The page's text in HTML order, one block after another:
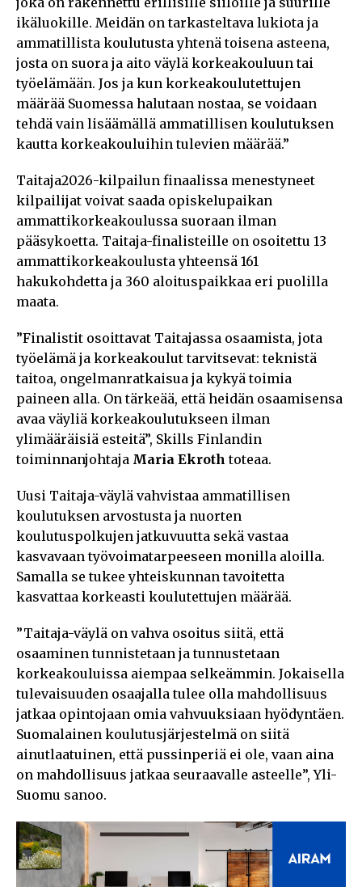
ikäluokille. Meidän on tarkasteltava lukiota ja
ammatillista koulutusta yhtenä toisena asteena,
josta on suora ja aito väylä korkeakouluun tai
työelämään. Jos ja kun korkeakoulutettujen
määrää Suomessa halutaan nostaa, se voidaan
tehdä vain lisäämällä ammatillisen koulutuksen
kautta korkeakouluihin tulevien määrää.”
Taitaja2026-kilpailun finaalissa menestyneet
kilpailijat voivat saada opiskelupaikan
ammattikorkeakoulussa suoraan ilman
pääsykoetta. Taitaja-finalisteille on osoitettu 13
ammattikorkeakoulusta yhteensä 161
hakukohdetta ja 360 aloituspaikkaa eri puolilla
maata.
”Finalistit osoittavat Taitajassa osaamista, jota
työelämä ja korkeakoulut tarvitsevat: teknistä
taitoa, ongelmanratkaisua ja kykyä toimia
paineen alla. On tärkeää, että heidän osaamisensa
avaa väyliä korkeakoulutukseen ilman
ylimääräisiä esteitä”, Skills Finlandin
toiminnanjohtaja Maria Ekroth toteaa.
Uusi Taitaja-väylä vahvistaa ammatillisen
koulutuksen arvostusta ja nuorten
koulutuspolkujen jatkuvuutta sekä vastaa
kasvavaan työvoimatarpeeseen monilla aloilla.
Samalla se tukee yhteiskunnan tavoitetta
kasvattaa korkeasti koulutettujen määrää.
”Taitaja-väylä on vahva osoitus siitä, että
osaaminen tunnistetaan ja tunnustetaan
korkeakouluissa aiempaa selkeämmin. Jokaisella
tulevaisuuden osaajalla tulee olla mahdollisuus
jatkaa opintojaan omia vahvuuksiaan hyödyntäen.
Suomalainen koulutusjärjestelmä on siitä
ainutlaatuinen, että pussinperiä ei ole, vaan aina
on mahdollisuus jatkaa seuraavalle asteelle”, Yli-
Suomu sanoo.